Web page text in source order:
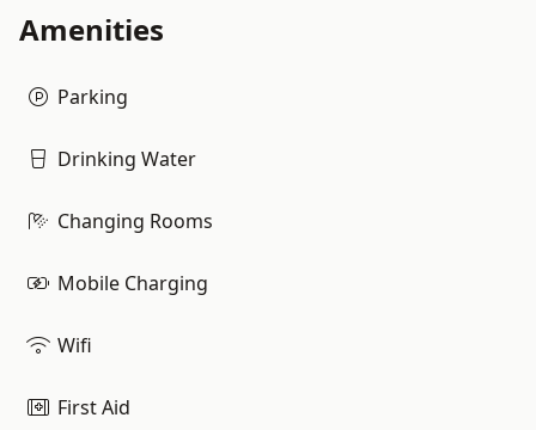
Amenities
Parking
Drinking Water
Changing Rooms
Mobile Charging
Wifi
First Aid